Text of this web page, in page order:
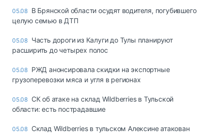
05.08 В Брянской области осудят водителя, погубившего
целую семью в ДТП
05.08 Часть дороги из Калуги до Тулы планируют
расширить до четырех полос
05.08 РЖД анонсировала скидки на экспортные
грузоперевозки мяса и угля в регионах
05.08 СК об атаке на склад Wildberries в Тульской
области: есть пострадавшие
05.08 Склад Wildberries в тульском Алексине атакован